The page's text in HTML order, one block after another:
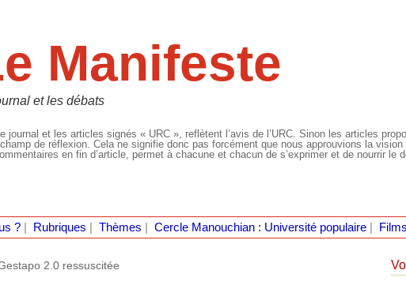
Manifeste
et les débats
journal et les articles signés « URC », reflètent l’avis de l’URC. Sinon les articles
de réflexion. Cela ne signifie donc pas forcément que nous approuvions la
en fin d’article, permet à chacune et chacun de s’exprimer et de nourrir le
?| Rubriques Thèmes Cercle Manouchian : Université populaire| Films
2.0 ressuscitée